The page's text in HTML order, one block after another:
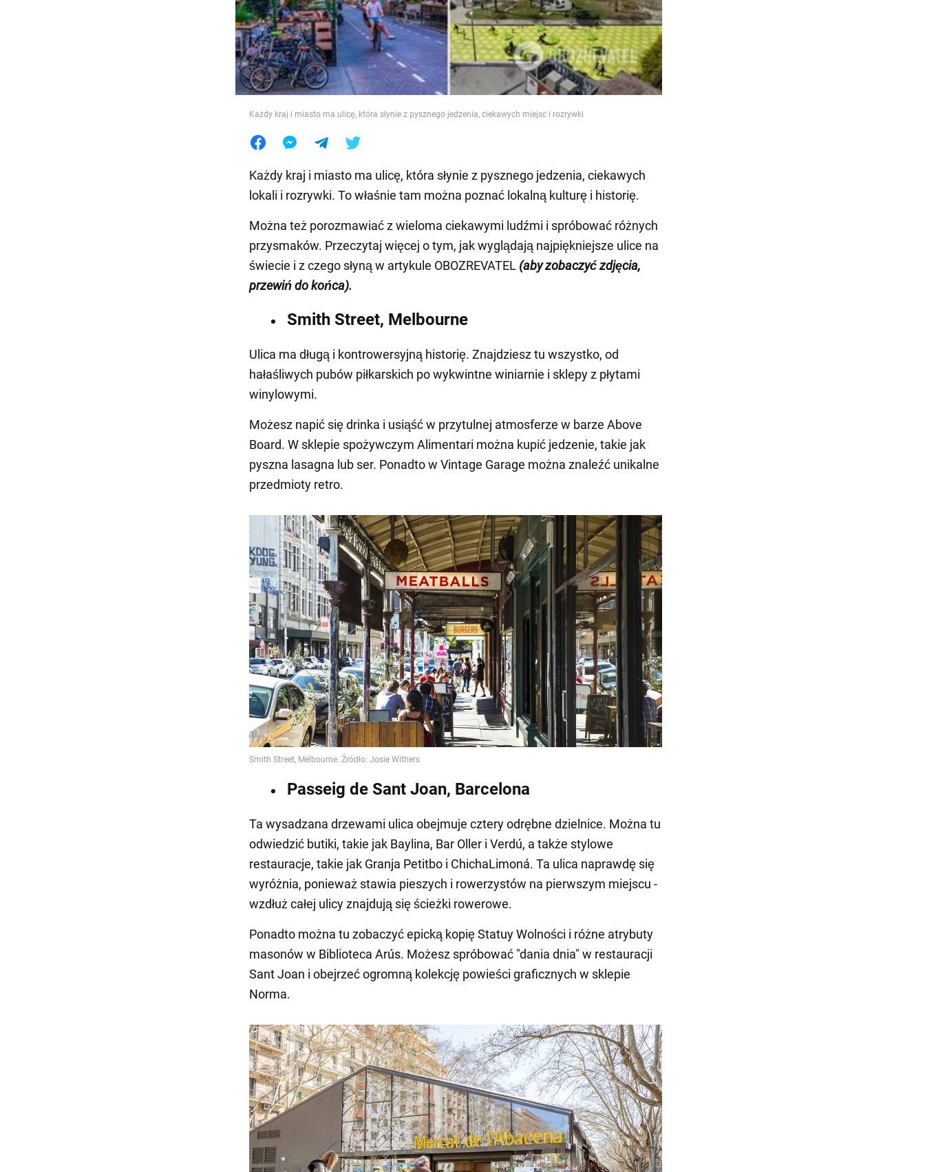
Jedzenie
Każdy kraj i miasto ma ulicę, która słynie z pysznego jedzenia, ciekawych miejsc i rozrywki
Każdy kraj i miasto ma ulicę, która słynie z pysznego jedzenia, ciekawych
lokali i rozrywki. To właśnie tam można poznać lokalną kulturę i historię.
Można też porozmawiać z wieloma ciekawymi ludźmi i spróbować różnych
przysmaków. Przeczytaj więcej o tym, jak wyglądają najpiękniejsze ulice na
świecie i z czego słyną w artykule OBOZREVATEL (aby zobaczyć zdjęcia,
przewiń do końca).
Smith Street, Melbourne
Ulica ma długą i kontrowersyjną historię. Znajdziesz tu wszystko, od
hałaśliwych pubów piłkarskich po wykwintne winiarnie i sklepy z płytami
winylowymi.
Możesz napić się drinka i usiąść w przytulnej atmosferze w barze Above
Board. W sklepie spożywczym Alimentari można kupić jedzenie, takie jak
pyszna lasagna lub ser. Ponadto w Vintage Garage można znaleźć unikalne
przedmioty retro.
Passeig de Sant Joan, Barcelona
Ta wysadzana drzewami ulica obejmuje cztery odrębne dzielnice. Można tu
odwiedzić butiki, takie jak Baylina, Bar Oller i Verdú, a także stylowe
restauracje, takie jak Granja Petitbo i ChichaLimoná. Ta ulica naprawdę się
wyróżnia, ponieważ stawia pieszych i rowerzystów na pierwszym miejscu -
wzdłuż całej ulicy znajdują się ścieżki rowerowe.
Ponadto można tu zobaczyć epicką kopię Statuy Wolności i różne atrybuty
masonów w Biblioteca Arús. Możesz spróbować "dania dnia" w restauracji
Sant Joan i obejrzeć ogromną kolekcję powieści graficznych w sklepie
Norma.